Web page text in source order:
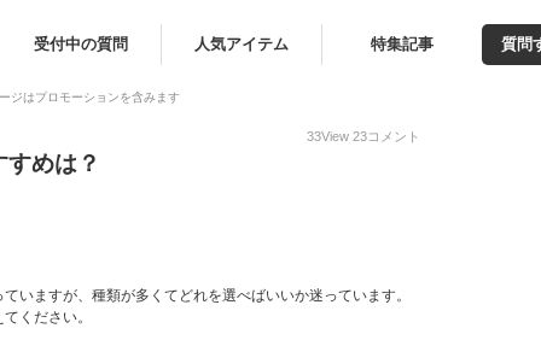
受付中の質問 人気アイテム 特集記事 質問
ジはプロモーションを含みます
33View 23コメント
めは？
いますが、種類が多くてどれを選べばいいか迷っています。
ください。